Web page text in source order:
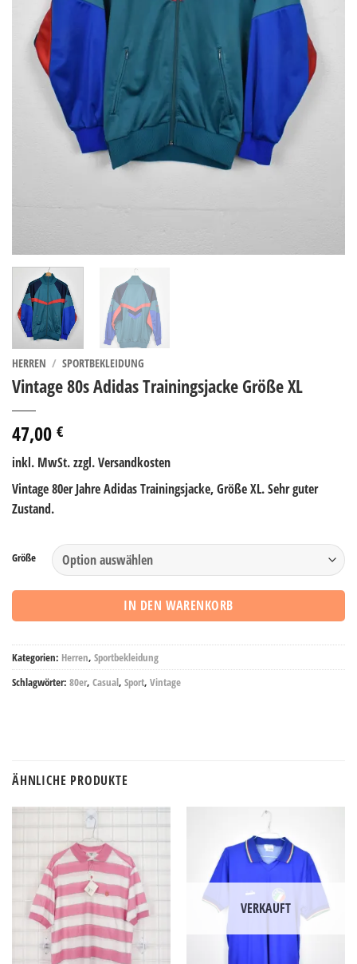
HERREN / SPORTBEKLEIDUNG
Vintage 80s Adidas Trainingsjacke Größe XL
47,00 €
inkl. MwSt.zzgl. Versandkosten
Vintage 80er Jahre Adidas Trainingsjacke, Größe XL. Sehr guter
Zustand.
Größe
IN DEN WARENKORB
Alternative:
Kategorien: Herren, Sportbekleidung
Schlagwörter: 80er, Casual, Sport, Vintage
ÄHNLICHE PRODUKTE
VERKAUFT